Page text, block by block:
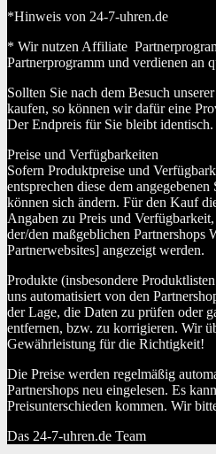
*Hinweis von 24-7-uhren.de
* Wir nutzen Affiliate
Partnerprogramm und verdienen an
Sollten Sie nach dem Besuch
kaufen, so können wir dafür eine
Der Endpreis für Sie bleibt identisch.
Preise und Verfügbarkeiten
Sofern Produktpreise und
entsprechen diese dem
können sich ändern. Für den Kauf
Angaben zu Preis und
der/den maßgeblichen Partnershops
Partnerwebsites] angezeigt werden.
Produkte (insbesondere
uns automatisiert von den
der Lage, die Daten zu prüfen oder
entfernen, bzw. zu korrigieren. Wir
Gewährleistung für die Richtigkeit!
Die Preise werden regelmäßig
Partnershops neu eingelesen. Es
Preisunterschieden kommen. Wir
Das 24-7-uhren.de Team